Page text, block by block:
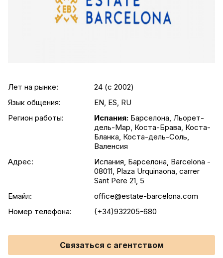
Лет на рынке:
24 (c 2002)
Язык общения:
EN, ES, RU
Регион работы:
Испания: Барселона, Льорет-
дель-Мар, Коста-Брава, Коста-
Бланка, Коста-дель-Соль,
Валенсия
Адрес:
Испания, Барселона, Barcelona -
08011, Plaza Urquinaona, carrer
Sant Pere 21, 5
Емайл:
office@estate-barcelona.com
Номер телефона:
(+34)932205-680
Связаться с агентством